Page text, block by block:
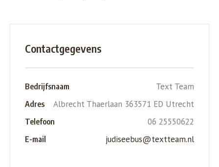
Contactgegevens
Bedrijfsnaam Text Team
Adres Albrecht Thaerlaan 363571 ED Utrecht
Telefoon 06 25550622
E-mail judiseebus@textteam.nl